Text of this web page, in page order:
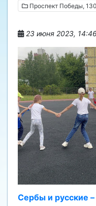
Проспект Победы, 130
23 июня 2023,
Сербы и русские –